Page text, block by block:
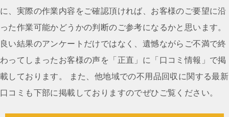
シ
ョ
ン
に、実際の作業内容をご確認頂ければ、お客様のご要望に沿
った作業可能かどうかの判断のご参考になるかと思います。
良い結果のアンケートだけではなく、遺憾ながらご不満で終
わってしまったお客様の声を「正直」に「口コミ情報」で掲
載しております。 また、他地域での不用品回収に関する最新
口コミも下部に掲載しておりますのでぜひご覧ください。